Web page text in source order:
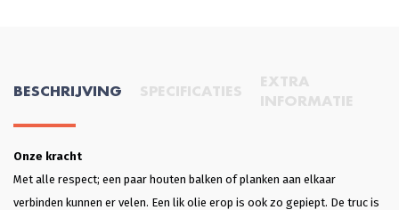
BESCHRIJVING SPECIFICATIES
EXTRA
INFORMATIE
Onze kracht
Met alle respect; een paar houten balken of planken aan elkaar
verbinden kunnen er velen. Een lik olie erop is ook zo gepiept. De truc is